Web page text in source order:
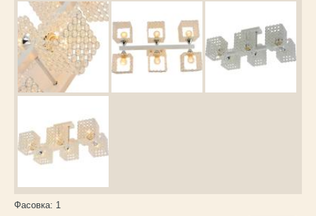
Фасовка: 1